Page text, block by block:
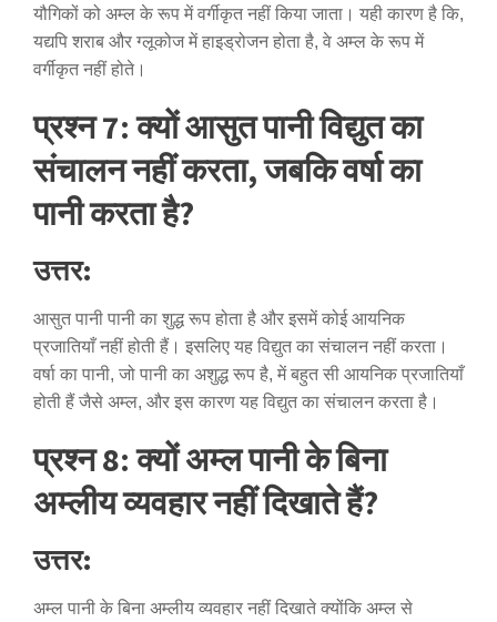
यौगिकों को अम्ल के रूप में वर्गीकृत नहीं किया जाता। यही कारण है कि,
यद्यपि शराब और ग्लूकोज में हाइड्रोजन होता है, वे अम्ल के रूप में
वर्गीकृत नहीं होते।
प्रश्न 7: क्यों आसुत पानी विद्युत का
संचालन नहीं करता, जबकि वर्षा का
पानी करता है?
उत्तर:
आसुत पानी पानी का शुद्ध रूप होता है और इसमें कोई आयनिक
प्रजातियाँ नहीं होती हैं। इसलिए यह विद्युत का संचालन नहीं करता।
वर्षा का पानी, जो पानी का अशुद्ध रूप है, में बहुत सी आयनिक प्रजातियाँ
होती हैं जैसे अम्ल, और इस कारण यह विद्युत का संचालन करता है।
प्रश्न 8: क्यों अम्ल पानी के बिना
अम्लीय व्यवहार नहीं दिखाते हैं?
उत्तर:
अम्ल पानी के बिना अम्लीय व्यवहार नहीं दिखाते क्योंकि अम्ल से